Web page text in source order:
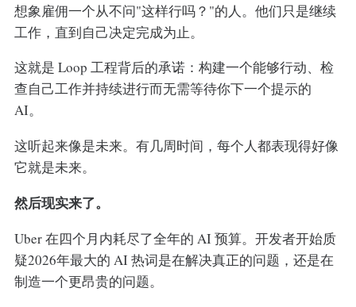
想象雇佣一个从不问"这样行吗？"的人。他们只是继续
工作，直到自己决定完成为止。
这就是 Loop 工程背后的承诺：构建一个能够行动、检
查自己工作并持续进行而无需等待你下一个提示的
AI。
这听起来像是未来。有几周时间，每个人都表现得好像
它就是未来。
然后现实来了。
Uber 在四个月内耗尽了全年的 AI 预算。开发者开始质
疑2026年最大的 AI 热词是在解决真正的问题，还是在
制造一个更昂贵的问题。